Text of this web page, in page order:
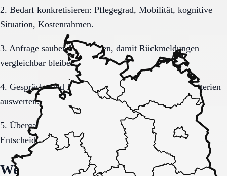
2. Bedarf konkretisieren: Pflegegrad, Mobilität, kognitive
Situation, Kostenrahmen.
3. Anfrage sauber formulieren, damit Rückmeldungen
vergleichbar bleiben.
4. Gespräche und Besichtigungen mit festen Muss-Kriterien
auswerten.
5. Übergang, Kommunikation und Kosten vor der
Entscheidung vollständig klären.
Welche Fragen den Unterschied